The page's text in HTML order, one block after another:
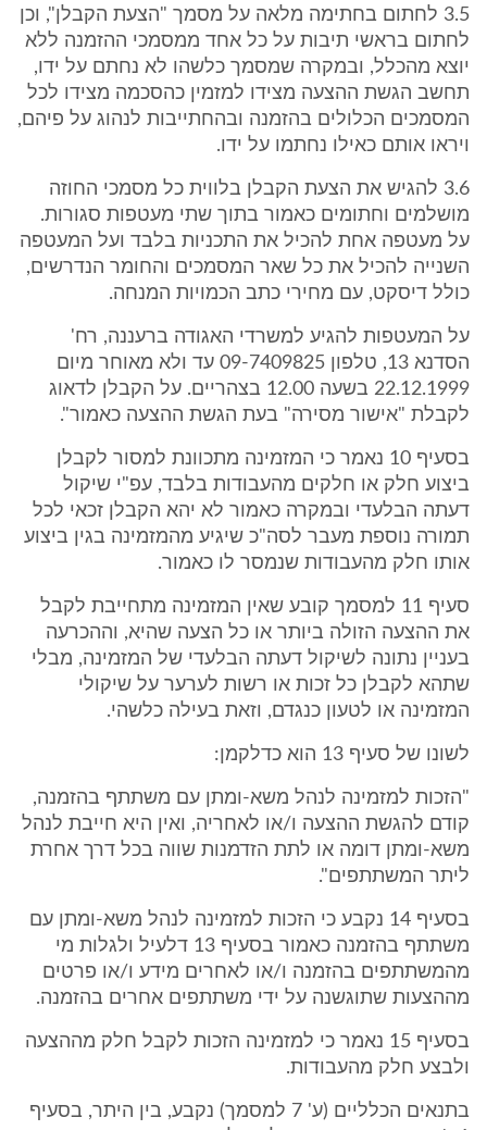
3.5 לחתום בחתימה מלאה על מסמך "הצעת הקבלן", וכן
לחתום בראשי תיבות על כל אחד ממסמכי ההזמנה ללא
יוצא מהכלל, ובמקרה שמסמך כלשהו לא נחתם על ידו,
תחשב הגשת ההצעה מצידו למזמין כהסכמה מצידו לכל
המסמכים הכלולים בהזמנה ובהחתייבות לנהוג על פיהם,
ויראו אותם כאילו נחתמו על ידו.
3.6 להגיש את הצעת הקבלן בלווית כל מסמכי החוזה
מושלמים וחתומים כאמור בתוך שתי מעטפות סגורות.
על מעטפה אחת להכיל את התכניות בלבד ועל המעטפה
השנייה להכיל את כל שאר המסמכים והחומר הנדרשים,
כולל דיסקט, עם מחירי כתב הכמויות המנחה.
על המעטפות להגיע למשרדי האגודה ברעננה, רח'
הסדנא 13, טלפון 09-7409825 עד ולא מאוחר מיום
22.12.1999 בשעה 12.00 בצהריים. על הקבלן לדאוג
לקבלת "אישור מסירה" בעת הגשת ההצעה כאמור".
בסעיף 10 נאמר כי המזמינה מתכוונת למסור לקבלן
ביצוע חלק או חלקים מהעבודות בלבד, עפ"י שיקול
דעתה הבלעדי ובמקרה כאמור לא יהא הקבלן זכאי לכל
תמורה נוספת מעבר לסה"כ שיגיע מהמזמינה בגין ביצוע
אותו חלק מהעבודות שנמסר לו כאמור.
סעיף 11 למסמך קובע שאין המזמינה מתחייבת לקבל
את ההצעה הזולה ביותר או כל הצעה שהיא, וההכרעה
בעניין נתונה לשיקול דעתה הבלעדי של המזמינה, מבלי
שתהא לקבלן כל זכות או רשות לערער על שיקולי
המזמינה או לטעון כנגדם, וזאת בעילה כלשהי.
לשונו של סעיף 13 הוא כדלקמן:
"הזכות למזמינה לנהל משא-ומתן עם משתתף בהזמנה,
קודם להגשת ההצעה ו/או לאחריה, ואין היא חייבת לנהל
משא-ומתן דומה או לתת הזדמנות שווה בכל דרך אחרת
ליתר המשתתפים".
בסעיף 14 נקבע כי הזכות למזמינה לנהל משא-ומתן עם
משתתף בהזמנה כאמור בסעיף 13 דלעיל ולגלות מי
מהמשתתפים בהזמנה ו/או לאחרים מידע ו/או פרטים
מההצעות שתוגשנה על ידי משתתפים אחרים בהזמנה.
בסעיף 15 נאמר כי למזמינה הזכות לקבל חלק מההצעה
ולבצע חלק מהעבודות.
בתנאים הכלליים (ע' 7 למסמך) נקבע, בין היתר, בסעיף